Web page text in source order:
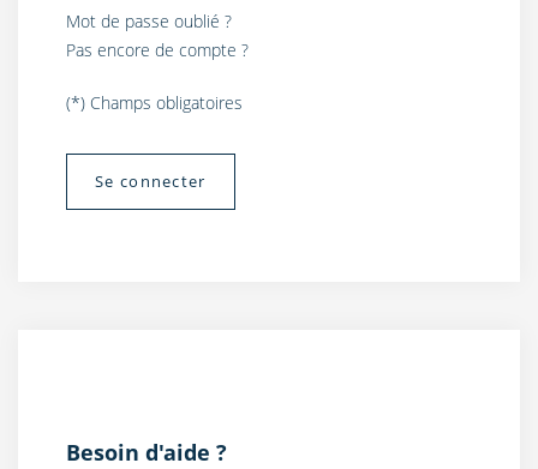
Mot de passe oublié ?
Pas encore de compte ?
(*) Champs obligatoires
Besoin d'aide ?